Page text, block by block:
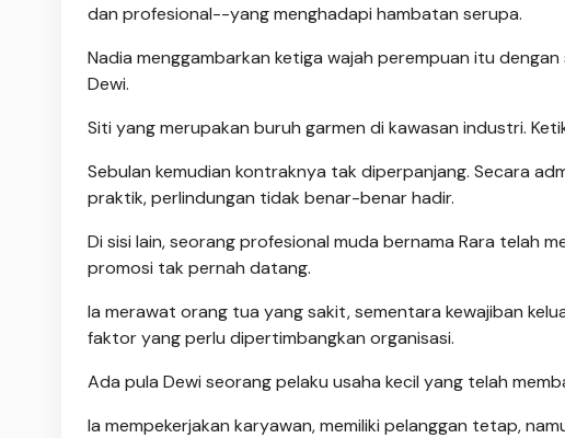
dan profesional--yang menghadapi hambatan serupa.
Nadia menggambarkan ketiga wajah perempuan itu
Dewi.
Siti yang merupakan buruh garmen di kawasan industri.
Sebulan kemudian kontraknya tak diperpanjang. Secara
praktik, perlindungan tidak benar-benar hadir.
Di sisi lain, seorang profesional muda bernama Rara telah
promosi tak pernah datang.
Ia merawat orang tua yang sakit, sementara kewajiban
faktor yang perlu dipertimbangkan organisasi.
Ada pula Dewi seorang pelaku usaha kecil yang telah
Ia mempekerjakan karyawan, memiliki pelanggan tetap,